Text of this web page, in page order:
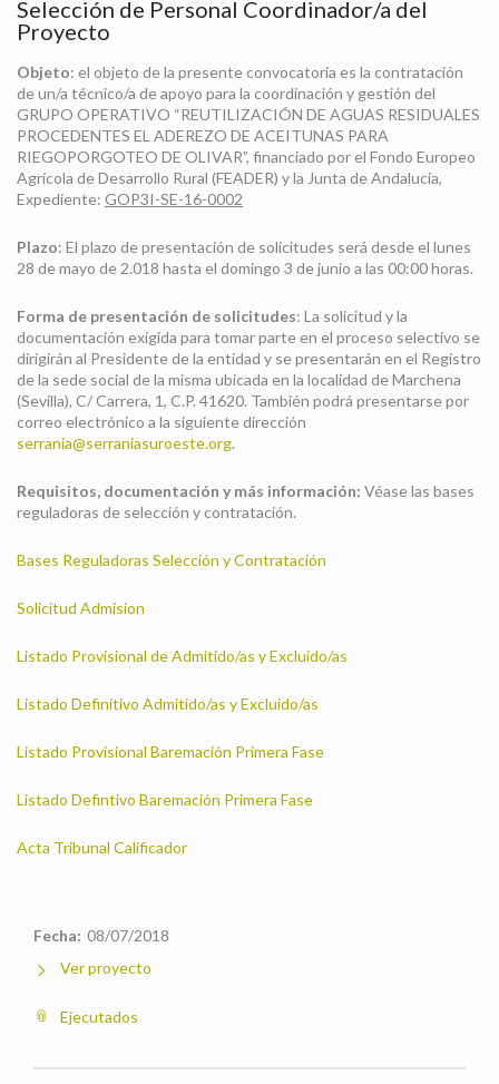
Selección de Personal Coordinador/a del
Proyecto
Objeto: el objeto de la presente convocatoria es la contratación
de un/a técnico/a de apoyo para la coordinación y gestión del
GRUPO OPERATIVO “REUTILIZACIÓN DE AGUAS RESIDUALES
PROCEDENTES EL ADEREZO DE ACEITUNAS PARA
RIEGOPORGOTEO DE OLIVAR”, financiado por el Fondo Europeo
Agrícola de Desarrollo Rural (FEADER) y la Junta de Andalucía,
Expediente: GOP3I-SE-16-0002
Plazo: El plazo de presentación de solicitudes será desde el lunes
28 de mayo de 2.018 hasta el domingo 3 de junio a las 00:00 horas.
Forma de presentación de solicitudes: La solicitud y la
documentación exigida para tomar parte en el proceso selectivo se
dirigirán al Presidente de la entidad y se presentarán en el Registro
de la sede social de la misma ubicada en la localidad de Marchena
(Sevilla), C/ Carrera, 1, C.P. 41620. También podrá presentarse por
correo electrónico a la siguiente dirección
serrania@serraniasuroeste.org.
Requisitos, documentación y más información: Véase las bases
reguladoras de selección y contratación.
Bases Reguladoras Selección y Contratación
Solicitud Admision
Listado Provisional de Admitido/as y Excluido/as
Listado Definitivo Admitido/as y Excluido/as
Listado Provisional Baremación Primera Fase
Listado Defintivo Baremación Primera Fase
Acta Tribunal Calificador
Fecha: 08/07/2018
Ver proyecto
Ejecutados